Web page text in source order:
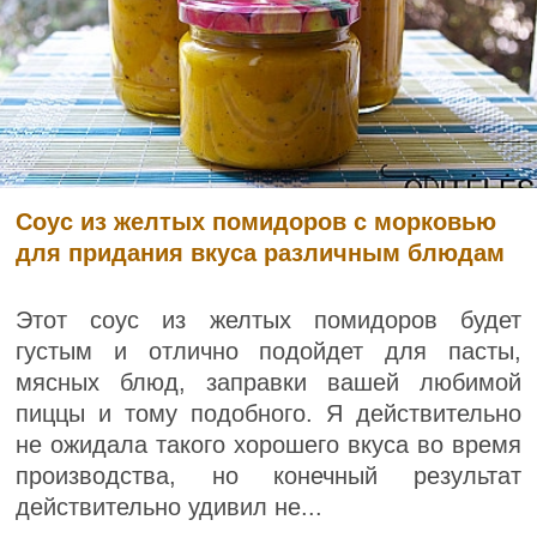
Соус из желтых помидоров с морковью
для придания вкуса различным блюдам
Этот соус из желтых помидоров будет
густым и отлично подойдет для пасты,
мясных блюд, заправки вашей любимой
пиццы и тому подобного. Я действительно
не ожидала такого хорошего вкуса во время
производства, но конечный результат
действительно удивил не...